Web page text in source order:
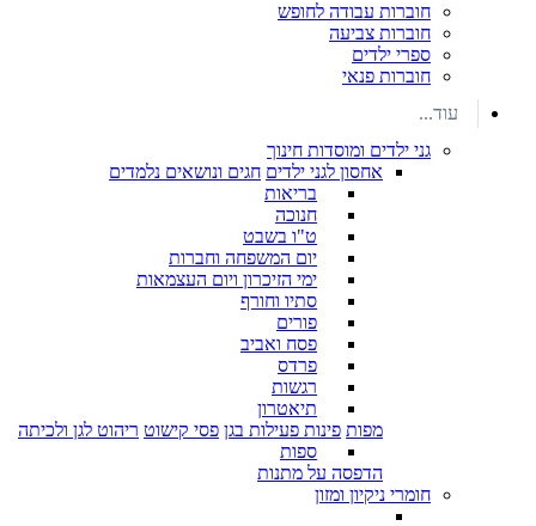
חוברות עבודה לחופש
חוברות צביעה
ספרי ילדים
חוברות פנאי
עוד...
גני ילדים ומוסדות חינוך
אחסון לגני ילדים חגים ונושאים נלמדים
בריאות
חנוכה
ט"ו בשבט
יום המשפחה וחברות
ימי הזיכרון ויום העצמאות
סתיו וחורף
פורים
פסח ואביב
פרדס
רגשות
תיאטרון
מפות פינות פעילות בגן פסי קישוט ריהוט לגן ולכיתה
ספות
הדפסה על מתנות
חומרי ניקיון ומזון